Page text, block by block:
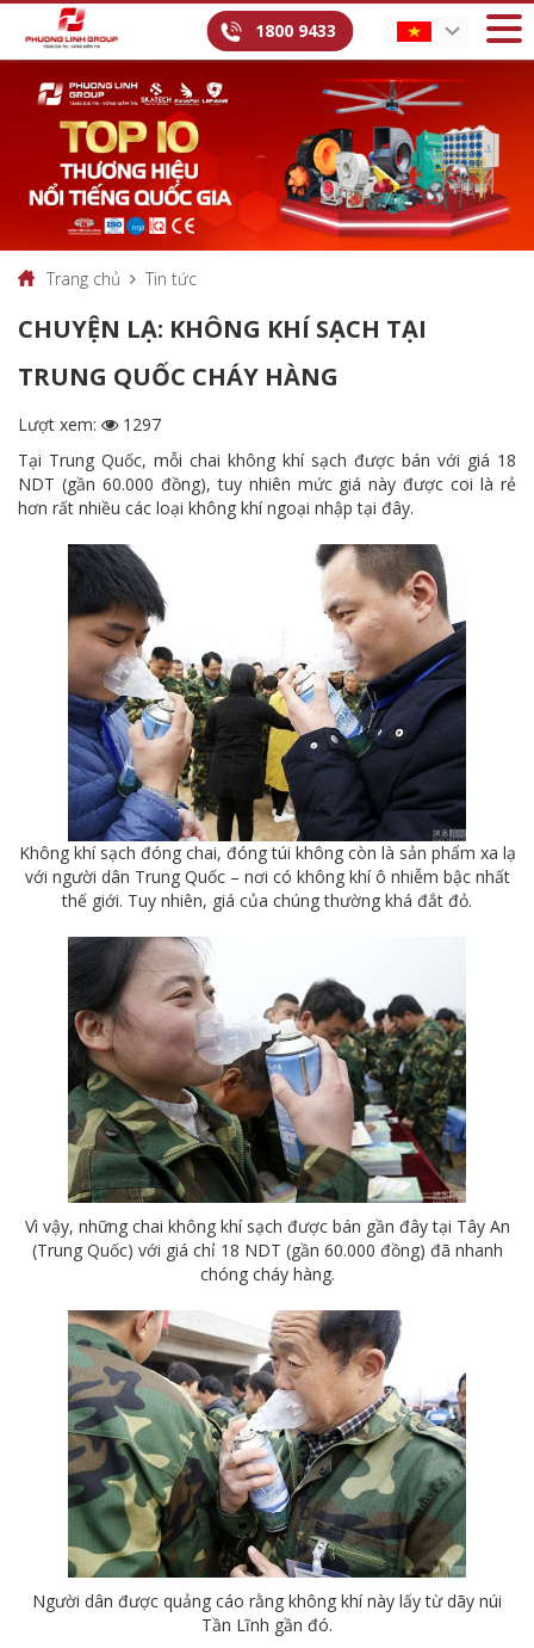
1800 9433
Trang chủ Tin tức
CHUYỆN LẠ: KHÔNG KHÍ SẠCH TẠI
TRUNG QUỐC CHÁY HÀNG
Lượt xem:
1297
Tại Trung Quốc, mỗi chai không khí sạch được bán với giá 18
NDT (gần 60.000 đồng), tuy nhiên mức giá này được coi là rẻ
hơn rất nhiều các loại không khí ngoại nhập tại đây.
Không khí sạch đóng chai, đóng túi không còn là sản phẩm xa lạ
với người dân Trung Quốc – nơi có không khí ô nhiễm bậc nhất
thế giới. Tuy nhiên, giá của chúng thường khá đắt đỏ.
Vì vậy, những chai không khí sạch được bán gần đây tại Tây An
(Trung Quốc) với giá chỉ 18 NDT (gần 60.000 đồng) đã nhanh
chóng cháy hàng.
Người dân được quảng cáo rằng không khí này lấy từ dãy núi
Tần Lĩnh gần đó.